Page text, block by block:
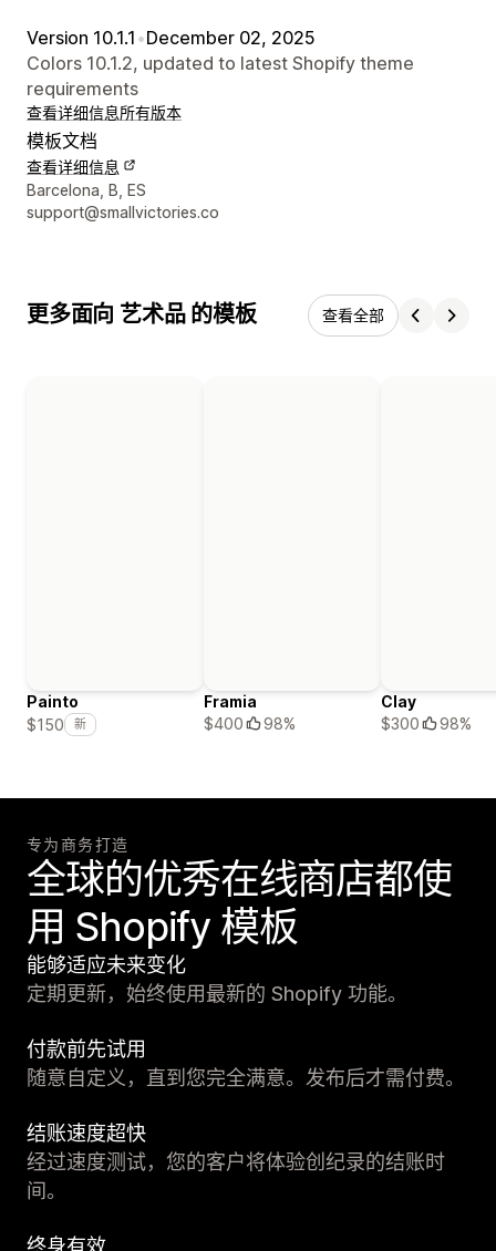
Version 10.1.1 •December 02, 2025
Colors 10.1.2, updated to latest Shopify theme
requirements
查看详细信息所有版本
模板文档
查看详细信息
设计师联系方式
Barcelona, B, ES
support@smallvictories.co
更多面向 艺术品 的模板 查看全部
Painto
$150
新
Framia
$400
98%
Clay
$300
98%
专为商务打造
全球的优秀在线商店都使
用 Shopify 模板
能够适应未来变化
定期更新，始终使用最新的 Shopify 功能。
付款前先试用
随意自定义，直到您完全满意。发布后才需付费。
结账速度超快
经过速度测试，您的客户将体验创纪录的结账时
间。
终身有效